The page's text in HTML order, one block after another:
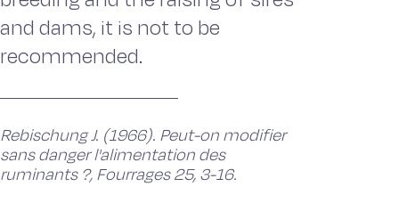
and dams, it is not to be
recommended.
Rebischung J. (1966). Peut-on modifier
sans danger l'alimentation des
ruminants ?, Fourrages 25, 3-16.